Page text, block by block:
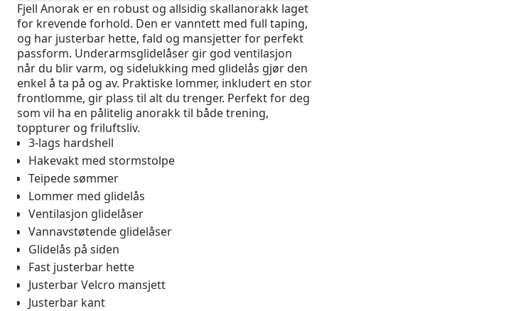
Fjell Anorak er en robust og allsidig skallanorakk laget
for krevende forhold. Den er vanntett med full taping,
og har justerbar hette, fald og mansjetter for perfekt
passform. Underarmsglidelåser gir god ventilasjon
når du blir varm, og sidelukking med glidelås gjør den
enkel å ta på og av. Praktiske lommer, inkludert en stor
frontlomme, gir plass til alt du trenger. Perfekt for deg
som vil ha en pålitelig anorakk til både trening,
toppturer og friluftsliv.
3-lags hardshell
Hakevakt med stormstolpe
Teipede sømmer
Lommer med glidelås
Ventilasjon glidelåser
Vannavstøtende glidelåser
Glidelås på siden
Fast justerbar hette
Justerbar Velcro mansjett
Justerbar kant